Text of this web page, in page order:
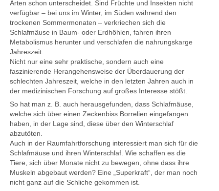
Arten schon unterscheidet. Sind Früchte und Insekten nicht
verfügbar – bei uns im Winter, im Süden während den
trockenen Sommermonaten – verkriechen sich die
Schlafmäuse in Baum- oder Erdhöhlen, fahren ihren
Metabolismus herunter und verschlafen die nahrungskarge
Jahreszeit.
Nicht nur eine sehr praktische, sondern auch eine
faszinierende Herangehensweise der Überdauerung der
schlechten Jahreszeit, welche in den letzten Jahren auch in
der medizinischen Forschung auf großes Interesse stößt.
So hat man z. B. auch herausgefunden, dass Schlafmäuse,
welche sich über einen Zeckenbiss Borrelien eingefangen
haben, in der Lage sind, diese über den Winterschlaf
abzutöten.
Auch in der Raumfahrtforschung interessiert man sich für die
Schlafmäuse und ihren Winterschlaf. Wie schaffen es die
Tiere, sich über Monate nicht zu bewegen, ohne dass ihre
Muskeln abgebaut werden? Eine „Superkraft“, der man noch
nicht ganz auf die Schliche gekommen ist.